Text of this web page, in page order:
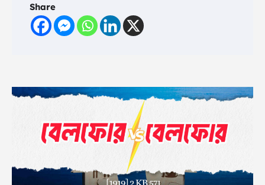
Share